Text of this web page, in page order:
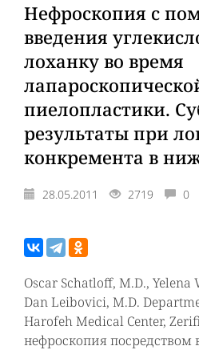
Нефроскопия с
введения
лоханку во время
пиелопластики.
результаты при
конкремента в
28.05.2011 2719 0
Oscar Schatloff, M.D.,
Dan Leibovici, M.D.
Harofeh Medical Center,
нефроскопия посредством